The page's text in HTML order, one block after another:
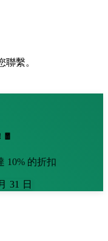
繫。
🧧
10% 的折扣
31 日